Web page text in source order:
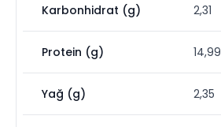
Karbonhidrat (g) 2,31
Protein (g) 14,99
Yağ (g) 2,35